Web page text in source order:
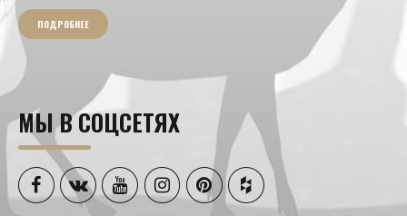
ПОДРОБНЕЕ
МЫ В СОЦСЕТЯХ